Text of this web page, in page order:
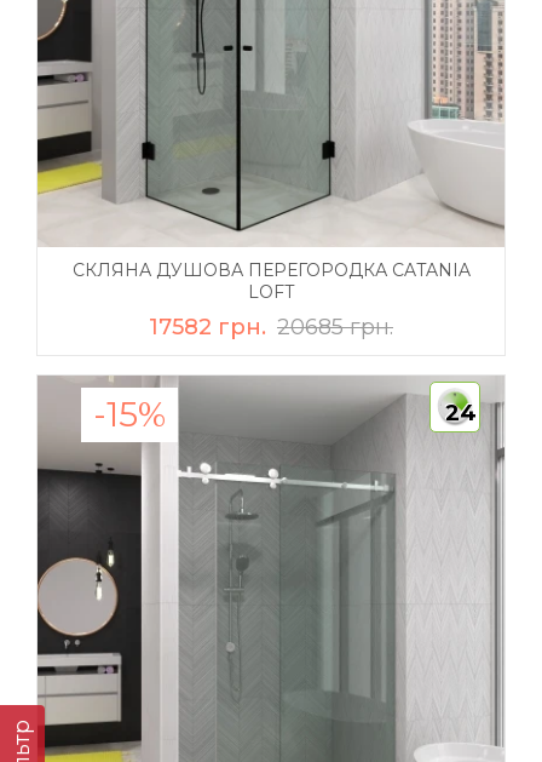
СКЛЯНА ДУШОВА ПЕРЕГОРОДКА CATANIA
LOFT
17582 грн. 20685 грн.
-15% 24